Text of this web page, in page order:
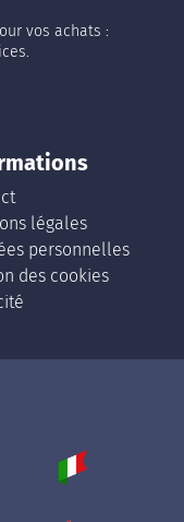
vos achats :
légales
personnelles
des cookies